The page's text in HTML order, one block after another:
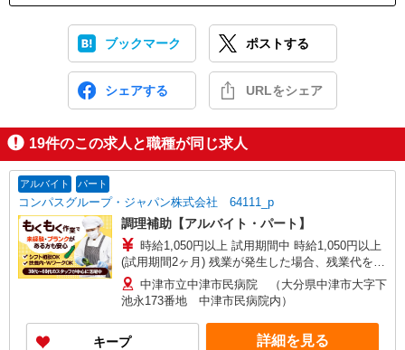
ブックマーク ポストする
シェアする URLをシェア
19件のこの求人と職種が同じ求人
アルバイト パート
コンパスグループ・ジャパン株式会社 64111_p
調理補助【アルバイト・パート】
時給1,050円以上 試用期間中 時給1,050円以上
(試用期間2ヶ月) 残業が発生した場合、残業代を1
分単位で別途支給します。
中津市立中津市民病院 （大分県中津市大字下
池永173番地 中津市民病院内）
キープ 詳細を見る